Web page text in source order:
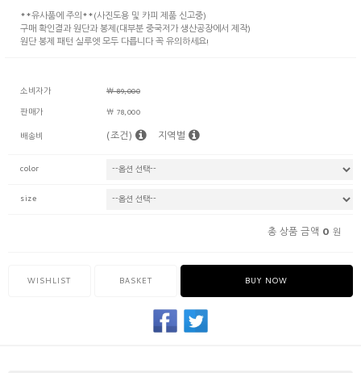
**유사품에 주의**(사진도용 및 카피 제품 신고중)
구매 확인결과 원단과 봉제(대부분 중국저가 생산공장에서 제작)
원단 봉제 패턴 실루엣 모두 다릅니다 꼭 유의하세요!
소비자가
￦ 89,000
판매가
￦ 78,000
배송비
(조건) 지역별
color
size
총 상품 금액 0 원
WISHLIST BASKET BUY NOW